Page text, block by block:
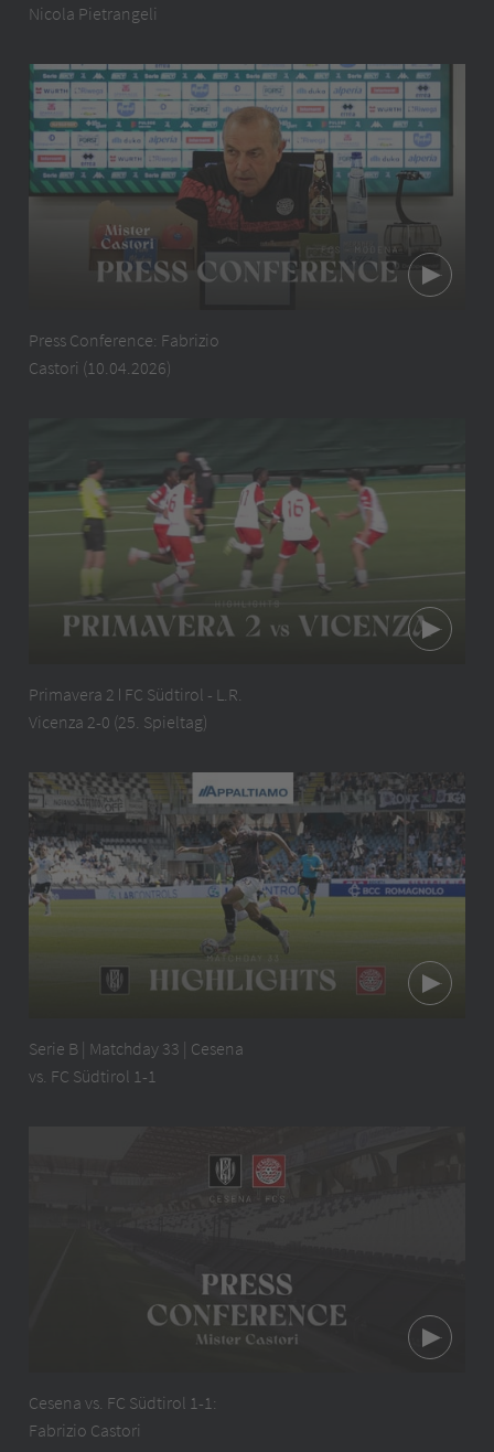
Nicola Pietrangeli
Press Conference: Fabrizio
Castori (10.04.2026)
Primavera 2 ǀ FC Südtirol - L.R.
Vicenza 2-0 (25. Spieltag)
Serie B | Matchday 33 | Cesena
vs. FC Südtirol 1-1
Cesena vs. FC Südtirol 1-1:
Fabrizio Castori